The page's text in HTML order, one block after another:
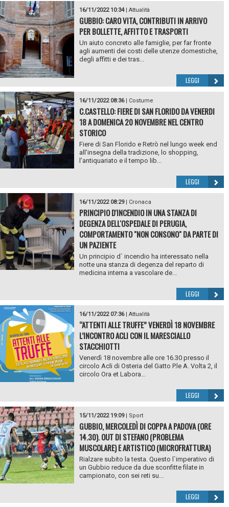
16/11/2022 10:34| Attualità
GUBBIO: CARO VITA, CONTRIBUTI IN ARRIVO
PER BOLLETTE, AFFITTO E TRASPORTI
Un aiuto concreto alle famiglie, per far fronte
agli aumenti dei costi delle utenze domestiche,
degli affitti e dei tras...
LEGGI
16/11/2022 08:36| Costume
C.CASTELLO: FIERE DI SAN FLORIDO DA VENERDI
18 A DOMENICA 20 NOVEMBRE NEL CENTRO
STORICO
Fiere di San Florido e Retrò nel lungo week end
all’insegna della tradizione, lo shopping,
l’antiquariato e il tempo lib...
LEGGI
16/11/2022 08:29| Cronaca
PRINCIPIO D'INCENDIO IN UNA STANZA DI
DEGENZA DELL'OSPEDALE DI PERUGIA,
COMPORTAMENTO "NON CONSONO" DA PARTE DI
UN PAZIENTE
Un principio d` incendio ha interessato nella
notte una stanza di degenza del reparto di
medicina interna a vascolare de...
LEGGI
16/11/2022 07:36| Attualità
“ATTENTI ALLE TRUFFE” VENERDÌ 18 NOVEMBRE
L’INCONTRO ACLI CON IL MARESCIALLO
STACCHIOTTI
Venerdì 18 novembre alle ore 16.30 presso il
circolo Acli di Osteria del Gatto P.le A. Volta 2, il
circolo Ora et Labora...
LEGGI
15/11/2022 19:09| Sport
GUBBIO, MERCOLEDÌ DI COPPA A PADOVA (ORE
14.30). OUT DI STEFANO (PROBLEMA
MUSCOLARE) E ARTISTICO (MICROFRATTURA)
Rialzare subito la testa. Questo l`imperativo di
un Gubbio reduce da due sconfitte filate in
campionato, con sei reti su...
LEGGI